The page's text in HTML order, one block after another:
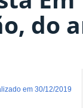
do
em 30/12/2019